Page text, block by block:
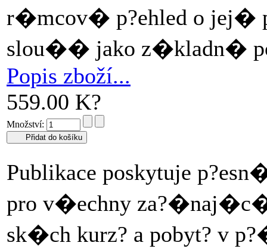
r�mcov� p?ehled o jej�
slou�� jako z�kladn�
Popis zboží...
559.00 K?
Množství:
Publikace poskytuje
pro v�echny
sk�ch kurz? a pobyt? v